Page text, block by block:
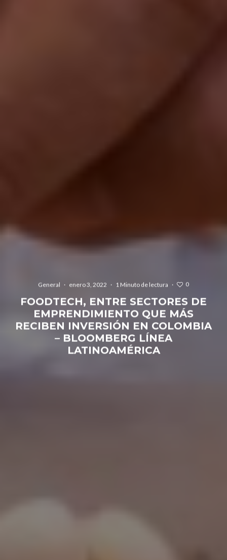
General · enero 3, 2022 · 1 Minuto de lectura · 0
FOODTECH, ENTRE SECTORES DE
EMPRENDIMIENTO QUE MÁS
RECIBEN INVERSIÓN EN COLOMBIA
– BLOOMBERG LÍNEA
LATINOAMÉRICA